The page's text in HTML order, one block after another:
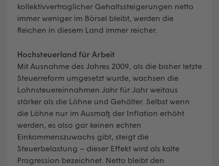
kollektivvertraglicher Gehaltssteigerungen netto
immer weniger im Börsel bleibt, werden die
Reichen in diesem Land immer reicher.
Hochsteuerland für Arbeit
Mit Ausnahme des Jahres 2009, als die bisher letzte
Steuerreform umgesetzt wurde, wachsen die
Lohnsteuereinnahmen Jahr für Jahr weitaus
stärker als die Löhne und Gehälter. Selbst wenn
die Löhne nur im Ausmaß der Inflation erhöht
werden, es also gar keinen echten
Einkommenszuwachs gibt, steigt die
Steuerbelastung – dieser Effekt wird als kalte
Progression bezeichnet. Netto bleibt den